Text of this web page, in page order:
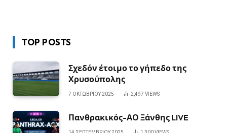
TOP POSTS
Σχεδόν έτοιμο το γήπεδο της
Χρυσούπολης
7 ΟΚΤΩΒΡΊΟΥ 2025 2,497 VIEWS
Πανθρακικός-ΑΟ Ξάνθης LIVE